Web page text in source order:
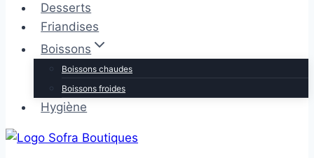
Desserts
Friandises
Boissons
Boissons chaudes
Boissons froides
Hygiène